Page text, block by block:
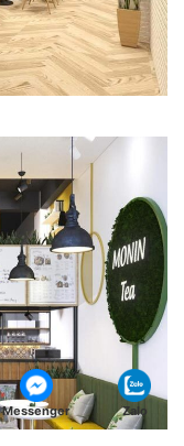
Messenger Zalo